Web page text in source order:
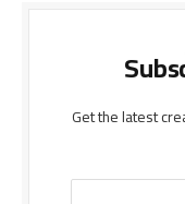
Get the latest